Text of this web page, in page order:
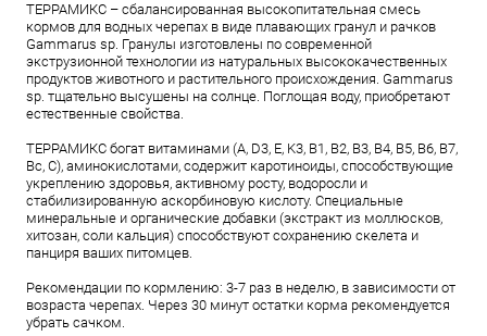
ТЕРРАМИКС – сбалансированная высокопитательная смесь
кормов для водных черепах в виде плавающих гранул и рачков
Gammarus sp. Гранулы изготовлены по современной
экструзионной технологии из натуральных высококачественных
продуктов животного и растительного происхождения. Gammarus
sp. тщательно высушены на солнце. Поглощая воду, приобретают
естественные свойства.
ТЕРРАМИКС богат витаминами (A, D3, E, K3, B1, B2, B3, B4, B5, B6, B7,
Bc, C), аминокислотами, содержит каротиноиды, способствующие
укреплению здоровья, активному росту, водоросли и
стабилизированную аскорбиновую кислоту. Специальные
минеральные и органические добавки (экстракт из моллюсков,
хитозан, соли кальция) способствуют сохранению скелета и
панциря ваших питомцев.
Рекомендации по кормлению: 3-7 раз в неделю, в зависимости от
возраста черепах. Через 30 минут остатки корма рекомендуется
убрать сачком.